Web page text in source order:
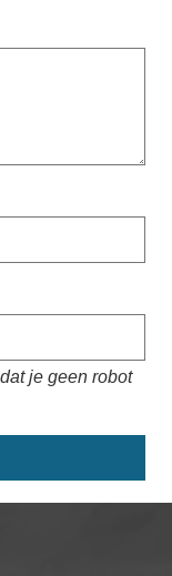
je geen robot